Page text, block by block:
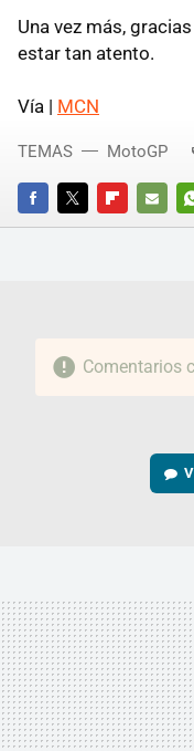
Una vez más, gracias
estar tan atento.
Vía | MCN
FACEBOOKTWITTERFLIPBOARD
E-
TEMAS MotoGP
Comentarios